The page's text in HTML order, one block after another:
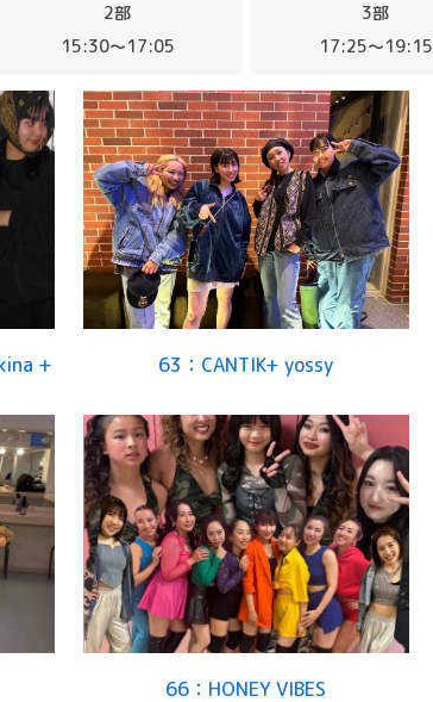
2部
15:30～17:05
3部
17:25〜19:15
+
63：CANTIK+ yossy
66：HONEY VIBES